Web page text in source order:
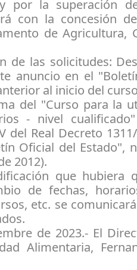
por la superación
con la concesión
de Agricultura,
de las solicitudes:
anuncio en el
al inicio del
del "Curso para la
- nivel
del Real Decreto
Oficial del Estado",
2012).
que hubiera
de fechas,
etc. se
de 2023.- El
Alimentaria,